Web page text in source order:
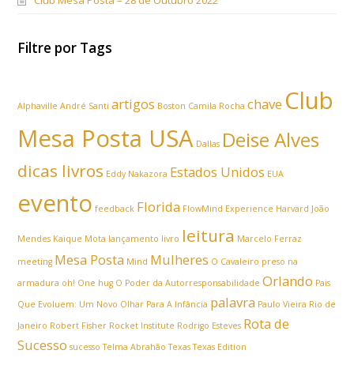
Filtre por Tags
Alphaville André Santi artigos Boston Camila Rocha chave Club
Mesa Posta USA Dallas Deise Alves
dicas livros Eddy Nakazora Estados Unidos EUA
evento feedback Florida FlowMind Experience Harvard João
Mendes Kaique Mota lançamento livro leitura Marcelo Ferraz
meeting Mesa Posta Mind Mulheres O Cavaleiro preso na
armadura oh! One hug O Poder da Autorresponsabilidade Orlando Pais
Que Evoluem: Um Novo Olhar Para A Infância palavra Paulo Vieira Rio de
Janeiro Robert Fisher Rocket Institute Rodrigo Esteves Rota de
Sucesso sucesso Telma Abrahão Texas Texas Edition